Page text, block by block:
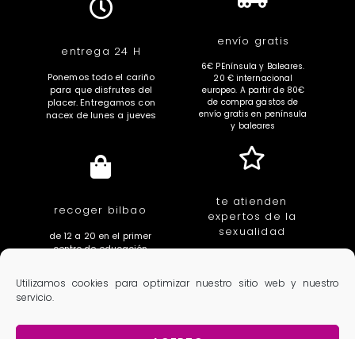
Utilizamos cookies para optimizar nuestro sitio web y nuestro
servicio.
entrega 24 H
Ponemos todo el cariño
para que disfrutes del
placer. Entregamos con
nacex de lunes a jueves
envío gratis
6€ PEnínsula y Baleares.
20 € internacional
europeo. A partir de 80€
de compra gastos de
envío gratis en península
y baleares
recoger bilbao
de 12 a 20 en el primer
centro de educación
te atienden
expertos de la
sexualidad
ginecologas, urologos